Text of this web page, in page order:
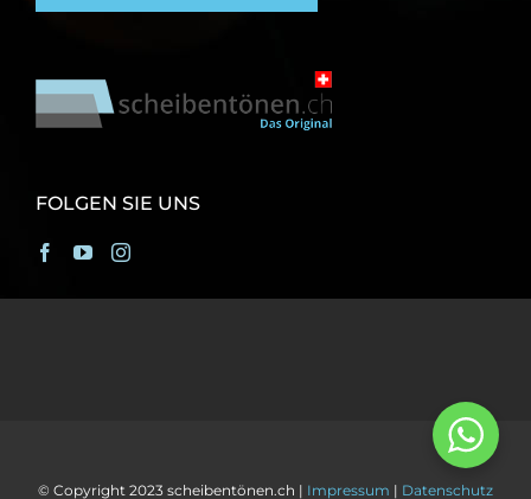
FOLGEN SIE UNS
© Copyright 2023 scheibentönen.ch | Impressum | Datenschutz